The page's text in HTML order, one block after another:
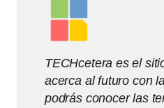
TECHcetera es el
acerca al futuro con
podrás conocer las